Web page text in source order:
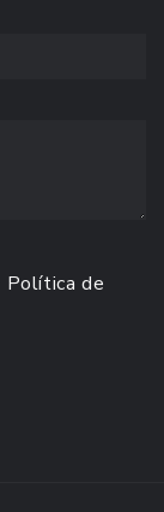
Política de